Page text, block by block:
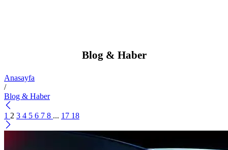
Blog & Haber
Anasayfa
/
Blog & Haber
1 2 3 4 5 6 7 8 ... 17 18